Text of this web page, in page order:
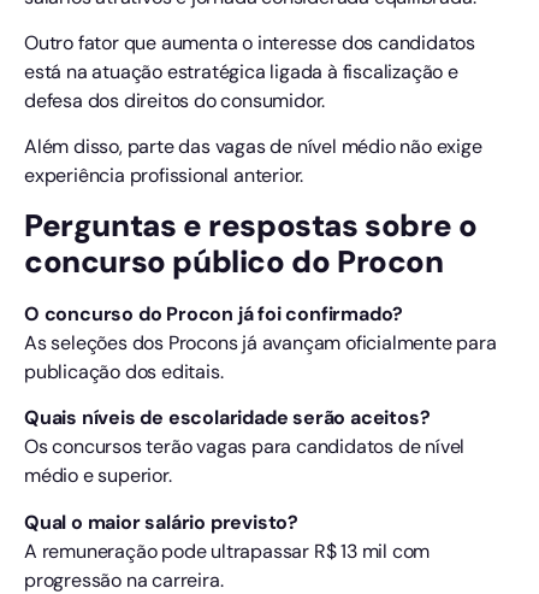
Outro fator que aumenta o interesse dos candidatos
está na atuação estratégica ligada à fiscalização e
defesa dos direitos do consumidor.
Além disso, parte das vagas de nível médio não exige
experiência profissional anterior.
Perguntas e respostas sobre o
concurso público do Procon
O concurso do Procon já foi confirmado?
As seleções dos Procons já avançam oficialmente para
publicação dos editais.
Quais níveis de escolaridade serão aceitos?
Os concursos terão vagas para candidatos de nível
médio e superior.
Qual o maior salário previsto?
A remuneração pode ultrapassar R$ 13 mil com
progressão na carreira.